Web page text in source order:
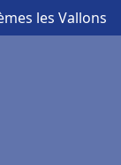
les Vallons